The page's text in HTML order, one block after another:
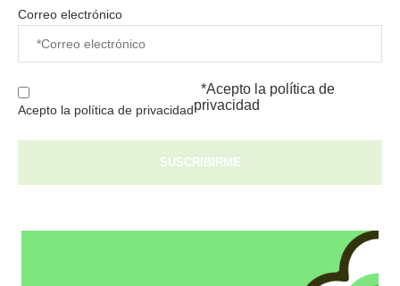
Correo electrónico
Acepto la política de privacidad
*Acepto la política de
privacidad